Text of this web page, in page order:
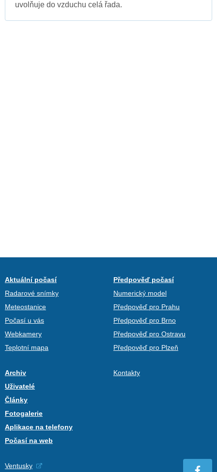
uvolňuje do vzduchu celá řada.
Aktuální počasí
Radarové snímky
Meteostanice
Počasí u vás
Webkamery
Teplotní mapa
Předpověď počasí
Numerický model
Předpověď pro Prahu
Předpověď pro Brno
Předpověď pro Ostravu
Předpověď pro Plzeň
Archiv
Uživatelé
Články
Fotogalerie
Aplikace na telefony
Počasí na web
Kontakty
Ventusky